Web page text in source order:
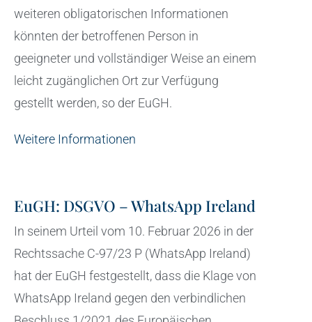
weiteren obligatorischen Informationen
könnten der betroffenen Person in
geeigneter und vollständiger Weise an einem
leicht zugänglichen Ort zur Verfügung
gestellt werden, so der EuGH.
Weitere Informationen
EuGH: DSGVO – WhatsApp Ireland
In seinem Urteil vom 10. Februar 2026 in der
Rechtssache C-97/23 P (WhatsApp Ireland)
hat der EuGH festgestellt, dass die Klage von
WhatsApp Ireland gegen den verbindlichen